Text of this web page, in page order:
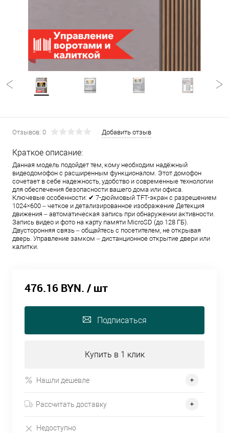
Отзывов: 0 Добавить отзыв
Краткое описание:
Данная модель подойдет тем, кому необходим надёжный
видеодомофон с расширенным функционалом. Этот домофон
сочетает в себе надежность, удобство и современные технологии
для обеспечения безопасности вашего дома или офиса.
Ключевые особенности: ✔ 7-дюймовый TFT-экран с разрешением
1024×600 – четкое и детализированное изображение Детекция
движения – автоматическая запись при обнаружении активности.
Запись видео и фото на карту памяти MicroSD (до 128 ГБ).
Двусторонняя связь – общайтесь с посетителем, не открывая
дверь. Управление замком – дистанционное открытие двери или
калитки.
476.16 BYN. / шт
Подписаться
Купить в 1 клик
Нашли дешевле
Рассчитать доставку
Недоступно